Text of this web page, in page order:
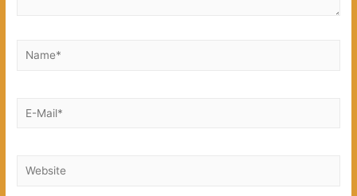
Name*
E-
Website